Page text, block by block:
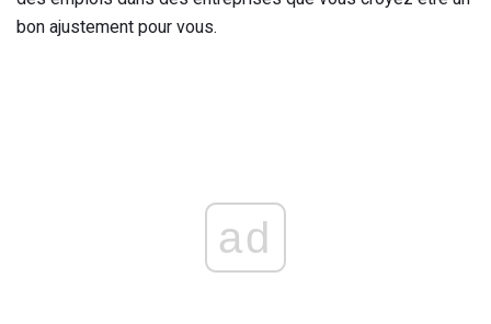
bon ajustement pour vous.
ad